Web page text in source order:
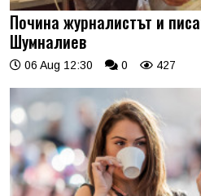
Почина журналистът и
Шумналиев
06 Aug 12:30 0 427